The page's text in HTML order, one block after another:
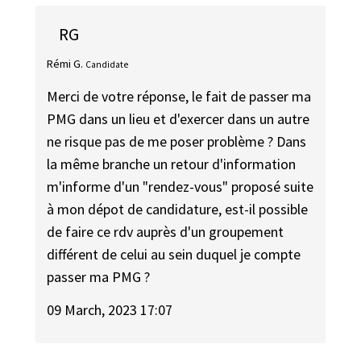
RG
Rémi G. Candidate
Merci de votre réponse, le fait de passer ma
PMG dans un lieu et d'exercer dans un autre
ne risque pas de me poser problème ? Dans
la même branche un retour d'information
m'informe d'un "rendez-vous" proposé suite
à mon dépot de candidature, est-il possible
de faire ce rdv auprès d'un groupement
différent de celui au sein duquel je compte
passer ma PMG ?
09 March, 2023 17:07